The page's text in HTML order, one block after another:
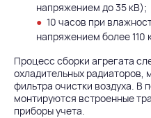
напряжением до 35 кВ);
10 часов при
напряжением более 110
Процесс сборки агрегата
охладительных радиаторов,
фильтра очистки воздуха. В
монтируются встроенные
приборы учета.